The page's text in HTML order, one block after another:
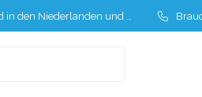
Niederlanden und Belgien